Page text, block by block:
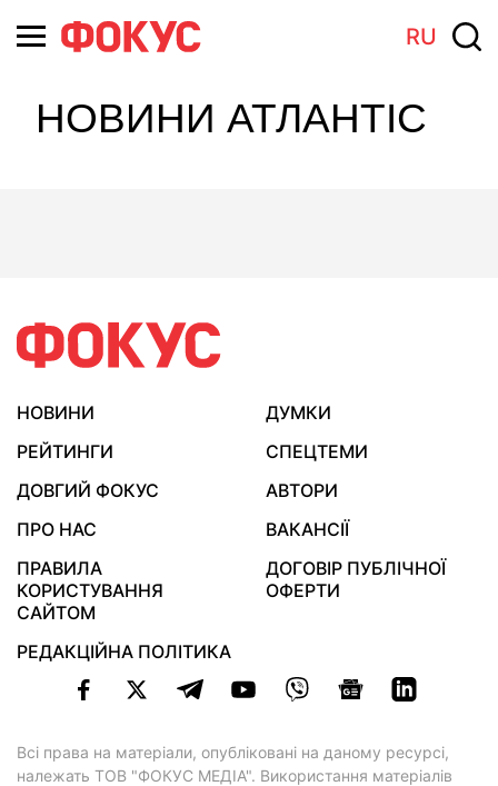
RU
НОВИНИ АТЛАНТІС
НОВИНИ
ДУМКИ
РЕЙТИНГИ
СПЕЦТЕМИ
ДОВГИЙ ФОКУС
АВТОРИ
ПРО НАС
ВАКАНСІЇ
ПРАВИЛА
КОРИСТУВАННЯ
САЙТОМ
ДОГОВІР ПУБЛІЧНОЇ
ОФЕРТИ
РЕДАКЦІЙНА ПОЛІТИКА
Всі права на матеріали, опубліковані на даному ресурсі,
належать ТОВ "ФОКУС МЕДІА". Використання матеріалів